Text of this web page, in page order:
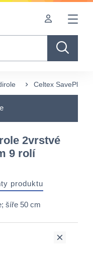
Celtex SavePlus
2vrstvé
9 rolí
produktu
šíře 50 cm